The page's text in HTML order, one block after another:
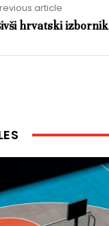
article
hrvatski